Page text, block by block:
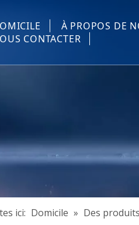
À PROPOS DE
CONTACTER
ici: Domicile » Des produits